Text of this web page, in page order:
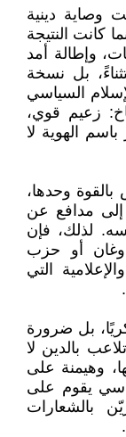
دينية
كانت النتيجة
وإطالة أمد
بل نسخة
السياسي
زعيم قوي،
الهوية لا
وحدها،
إلى مدافع عن
لذلك، فإن
أو حزب
التي
بل ضرورة
بالدين لا
وهيمنة على
يقوم على
بالشعارات